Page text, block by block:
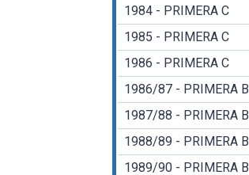
1984 - PRIMERA C
1985 - PRIMERA C
1986 - PRIMERA C
1986/87 - PRIMERA B
1987/88 - PRIMERA B
1988/89 - PRIMERA B
1989/90 - PRIMERA B